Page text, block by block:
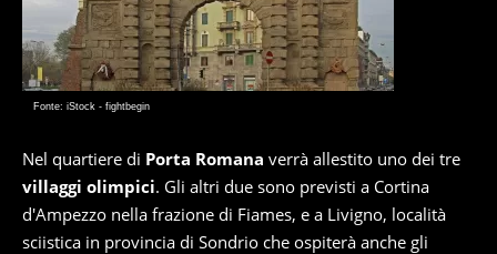
Fonte: iStock - fightbegin
Nel quartiere di Porta Romana verrà allestito uno dei tre
villaggi olimpici. Gli altri due sono previsti a Cortina
d'Ampezzo nella frazione di Fiames, e a Livigno, località
sciistica in provincia di Sondrio che ospiterà anche gli